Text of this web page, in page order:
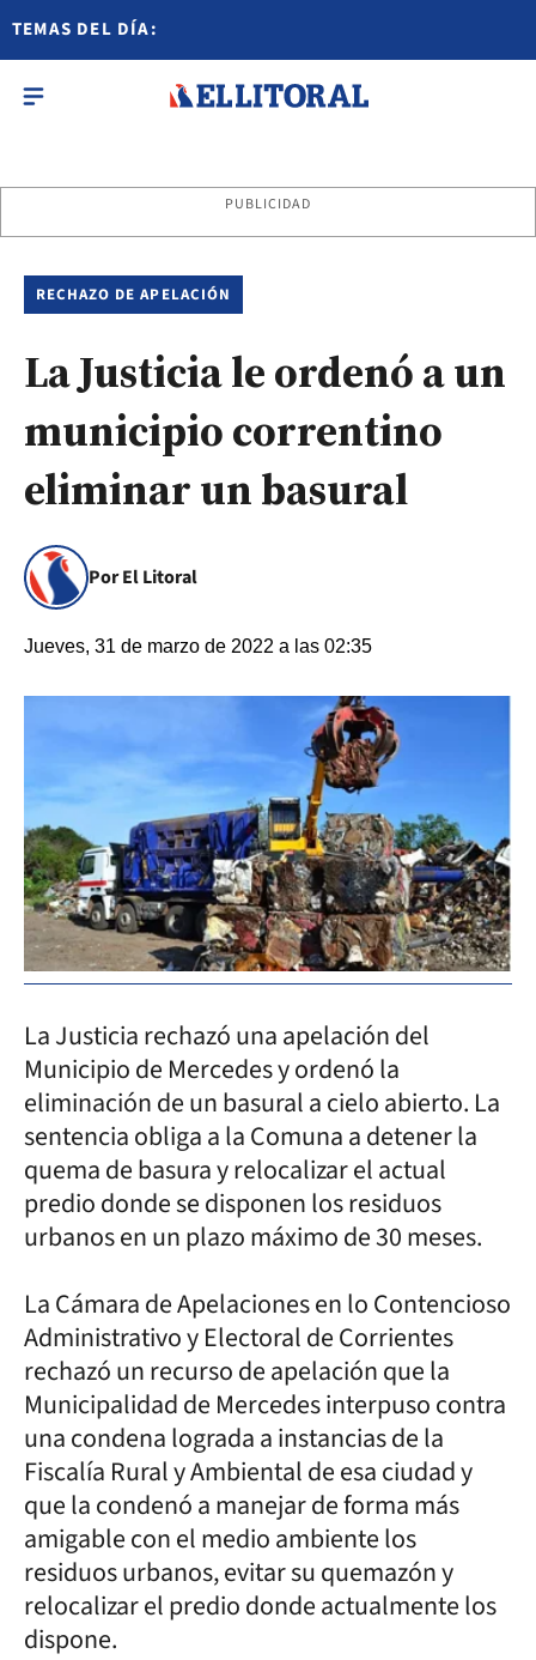
TEMAS DEL DÍA:
PUBLICIDAD
RECHAZO DE APELACIÓN
La Justicia le ordenó a un
municipio correntino
eliminar un basural
Por El Litoral
Jueves, 31 de marzo de 2022 a las 02:35
La Justicia rechazó una apelación del
Municipio de Mercedes y ordenó la
eliminación de un basural a cielo abierto. La
sentencia obliga a la Comuna a detener la
quema de basura y relocalizar el actual
predio donde se disponen los residuos
urbanos en un plazo máximo de 30 meses.
La Cámara de Apelaciones en lo Contencioso
Administrativo y Electoral de Corrientes
rechazó un recurso de apelación que la
Municipalidad de Mercedes interpuso contra
una condena lograda a instancias de la
Fiscalía Rural y Ambiental de esa ciudad y
que la condenó a manejar de forma más
amigable con el medio ambiente los
residuos urbanos, evitar su quemazón y
relocalizar el predio donde actualmente los
dispone.